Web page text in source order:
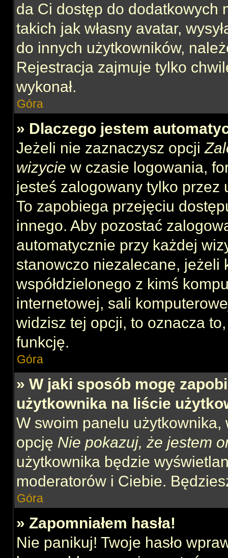
da Ci dostęp do dodatkowych
takich jak własny avatar,
do innych użytkowników,
Rejestracja zajmuje tylko
wykonał.
Góra
» Dlaczego jestem
Jeżeli nie zaznaczysz opcji
wizycie w czasie logowania,
jesteś zalogowany tylko
To zapobiega przejęciu
innego. Aby pozostać
automatycznie przy każdej
stanowczo niezalecane, jeżeli
współdzielonego z kimś
internetowej, sali
widzisz tej opcji, to oznacza
funkcję.
Góra
» W jaki sposób mogę
użytkownika na liście
W swoim panelu użytkownika,
opcję Nie pokazuj, że jestem
użytkownika będzie
moderatorów i Ciebie.
Góra
» Zapomniałem hasła!
Nie panikuj! Twoje hasło